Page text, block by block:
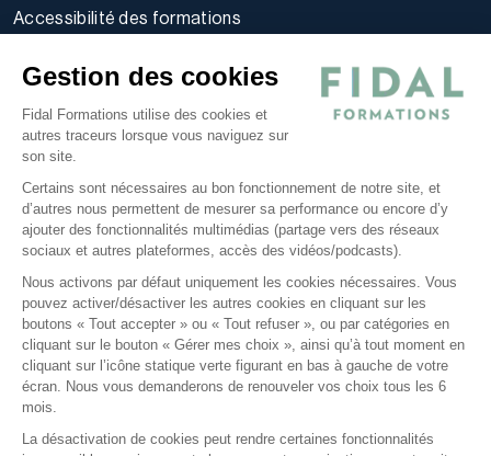
Gestion des cookies
Fidal Formations utilise des cookies et
autres traceurs lorsque vous naviguez sur
son site.
Certains sont nécessaires au bon fonctionnement de notre site, et
d’autres nous permettent de mesurer sa performance ou encore d’y
ajouter des fonctionnalités multimédias (partage vers des réseaux
sociaux et autres plateformes, accès des vidéos/podcasts).
Nous activons par défaut uniquement les cookies nécessaires. Vous
pouvez activer/désactiver les autres cookies en cliquant sur les
boutons « Tout accepter » ou « Tout refuser », ou par catégories en
cliquant sur le bouton « Gérer mes choix », ainsi qu’à tout moment en
cliquant sur l’icône statique verte figurant en bas à gauche de votre
écran. Nous vous demanderons de renouveler vos choix tous les 6
mois.
La désactivation de cookies peut rendre certaines fonctionnalités
Accessibilité des formations
Politique d’utilisation des cookies
Politique de confidentialité
Conditions générales
Nos offres
E-learning
Formations certifiantes
Formations inter-entreprises
Formations intra-entreprises
Cycles d'actualité
Soyez alerté de nos nouvelles informations
Suivez-nous sur Linkedin